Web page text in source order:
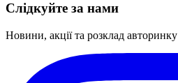
Слідкуйте за нами
Новини, акції та розклад авторинку